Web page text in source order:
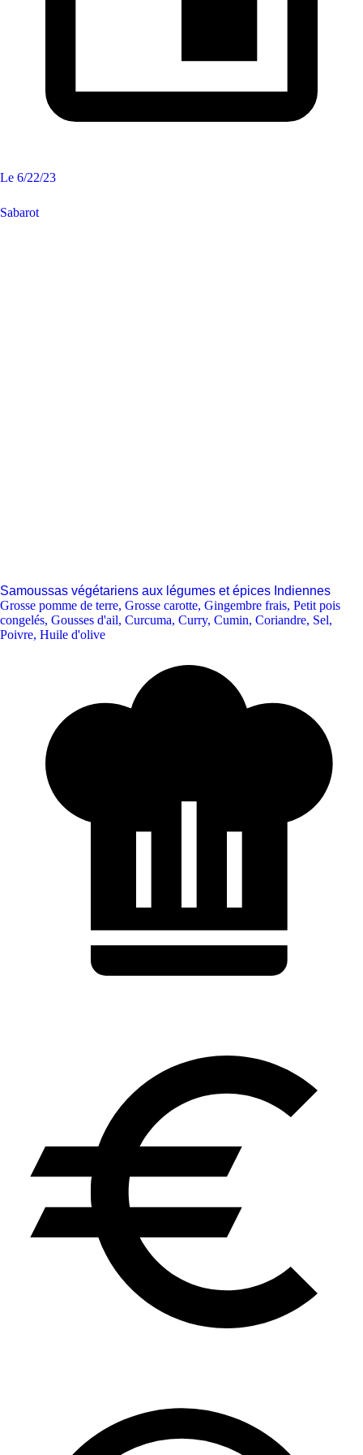
Le 6/22/23
Sabarot
Samoussas végétariens aux légumes et épices Indiennes
Grosse pomme de terre, Grosse carotte, Gingembre frais, Petit pois
congelés, Gousses d'ail, Curcuma, Curry, Cumin, Coriandre, Sel,
Poivre, Huile d'olive